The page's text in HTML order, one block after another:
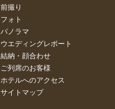
前撮り
フォト
パノラマ
ウエディングレポート
結納・顔合わせ
ご列席のお客様
ホテルへのアクセス
サイトマップ